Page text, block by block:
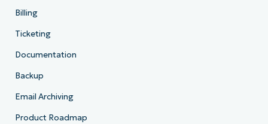
Billing
Ticketing
Documentation
Backup
Email Archiving
Product Roadmap